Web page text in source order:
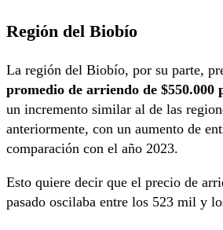
Región del Biobío
La región del Biobío, por su parte,
promedio de arriendo de $550.000
un incremento similar al de las
anteriormente, con un aumento de
comparación con el año 2023.
Esto quiere decir que el precio de
pasado oscilaba entre los 523 mil y